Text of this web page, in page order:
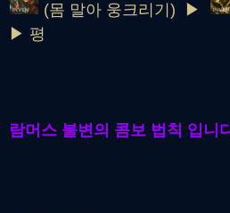
(몸 말아 웅크리기) ▶
▶ 평
람머스 불변의 콤보 법칙 입니